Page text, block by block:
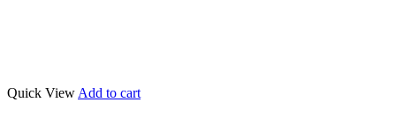
Quick View Add to cart